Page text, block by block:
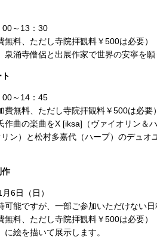
～13：30
、ただし寺院拝観料￥500は必要）
寺僧侶と出展作家で世界の安寧を願
～14：45
料、ただし寺院拝観料￥500は必要）
の楽曲をX [iksa]（ヴァイオリン＆
）と松村多嘉代（ハープ）のデュオ
作
6日（日）
が、一部ご参加いただけない日程
、ただし寺院拝観料￥500は必要）
絵を描いて展示します。